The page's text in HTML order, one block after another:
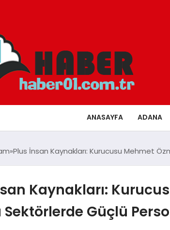
ANASAYFA ADANA
Plus İnsan Kaynakları: Kurucusu Mehmet
Kaynakları:
Güçlü